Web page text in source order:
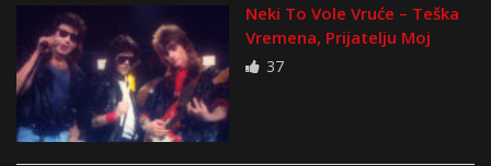
Neki To Vole Vruće – Teška
Vremena, Prijatelju Moj
37